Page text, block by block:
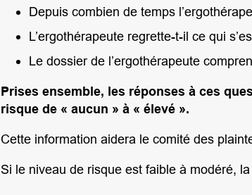
Depuis combien de temps
L’ergothérapeute regrette-t-il ce qui
Le dossier de l’ergothérapeute
Prises ensemble, les réponses à ces
risque de « aucun » à « élevé ».
Cette information aidera le comité des
Si le niveau de risque est faible à modéré,